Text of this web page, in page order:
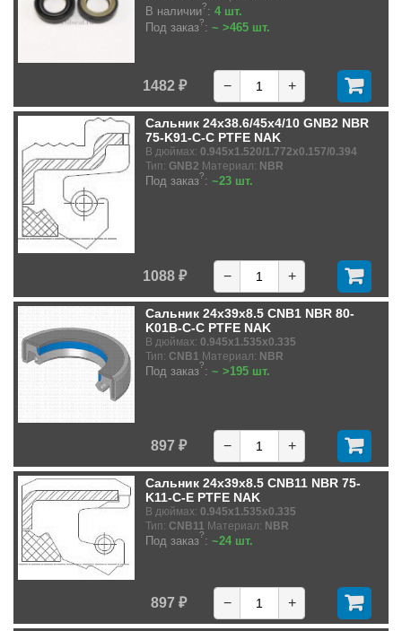
В наличии?: 4 шт.
Под заказ?: ~ >465 шт.
1482 ₽ − +
Сальник 24x38.6/45x4/10 GNB2 NBR
75-K91-C-C PTFE NAK
В дюймах: 0.945x1.520/1.772x0.157/0.394
Тип: GNB2 Материал: NBR
Под заказ?: ~23 шт.
1088 ₽ − +
Сальник 24x39x8.5 CNB1 NBR 80-
K01B-C-C PTFE NAK
В дюймах: 0.945x1.535x0.335
Тип: CNB1 Материал: NBR
Под заказ?: ~ >195 шт.
897 ₽ − +
Сальник 24x39x8.5 CNB11 NBR 75-
K11-C-E PTFE NAK
В дюймах: 0.945x1.535x0.335
Тип: CNB11 Материал: NBR
Под заказ?: ~24 шт.
897 ₽ − +